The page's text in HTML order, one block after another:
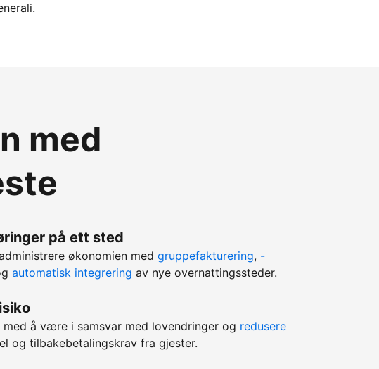
med
på ett sted
økonomien med gruppefakturering, -
automatisk integrering av nye overnattingssteder.
med å være i samsvar med lovendringer og redusere
og tilbakebetalingskrav fra gjester.